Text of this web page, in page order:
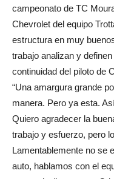
campeonato de TC
Chevrolet del equipo
estructura en muy
trabajo analizan y
continuidad del piloto de
“Una amargura grande
manera. Pero ya esta.
Quiero agradecer la
trabajo y esfuerzo, pero
Lamentablemente no se
auto, hablamos con el